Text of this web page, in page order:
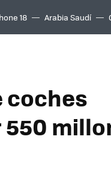
18 Arabia Saudí
coches